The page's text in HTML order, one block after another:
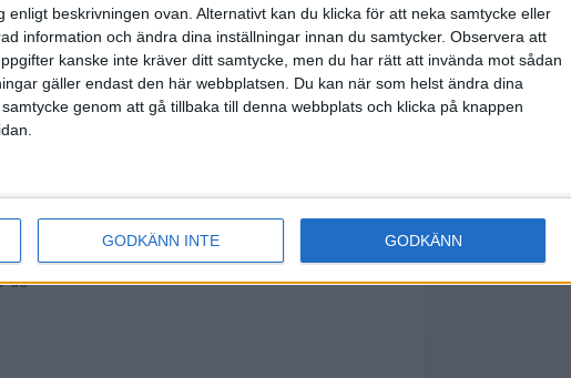
enligt beskrivningen ovan. Alternativt kan du klicka för att neka samtycke eller
information och ändra dina inställningar innan du samtycker. Observera att
kanske inte kräver ditt samtycke, men du har rätt att invända mot sådan
gäller endast den här webbplatsen. Du kan när som helst ändra dina
genom att gå tillbaka till denna webbplats och klicka på knappen
GODKÄNN INTE GODKÄNN
de